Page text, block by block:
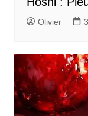
Olivier